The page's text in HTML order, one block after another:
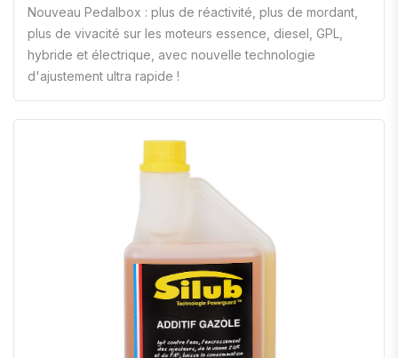
Nouveau Pedalbox : plus de réactivité, plus de mordant,
plus de vivacité sur les moteurs essence, diesel, GPL,
hybride et électrique, avec nouvelle technologie
d'ajustement ultra rapide !